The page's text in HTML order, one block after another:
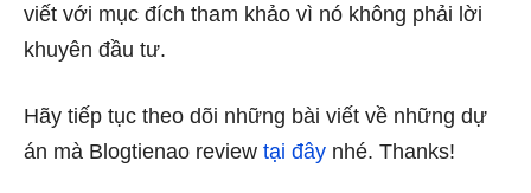
viết với mục đích tham khảo vì nó không phải lời
khuyên đầu tư.
Hãy tiếp tục theo dõi những bài viết về những dự
án mà Blogtienao review tại đây nhé. Thanks!